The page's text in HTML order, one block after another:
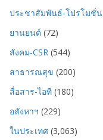
ประชาสัมพันธ์-โปรโมชั่น
ยานยนต์ (72)
สังคม-CSR (544)
สาธารณสุข (200)
สื่อสาร-ไอที (180)
อสังหาฯ (229)
ในประเทศ (3,063)